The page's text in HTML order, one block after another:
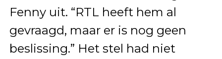
Fenny uit. “RTL heeft hem al
gevraagd, maar er is nog geen
beslissing.” Het stel had niet